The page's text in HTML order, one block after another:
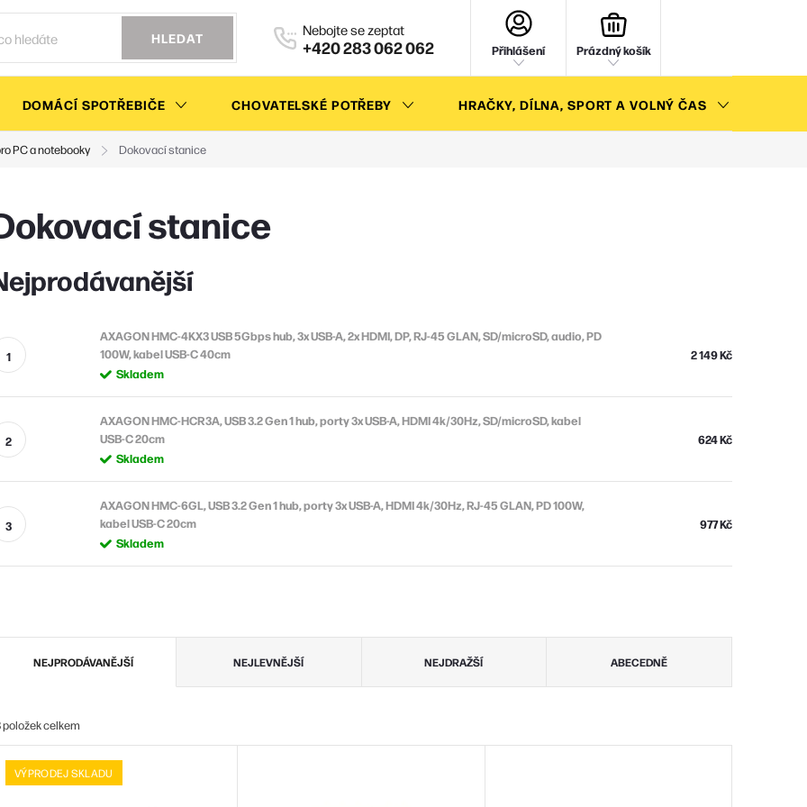
HLEDAT +420 283 062 062 Přihlášení Prázdný košík
DOMÁCÍ SPOTŘEBIČE CHOVATELSKÉ POTŘEBY HRAČKY, DÍLNA, SPORT A VOLNÝ ČAS
PC a notebooky Dokovací stanice
stanice
AXAGON HMC-4KX3 USB 5Gbps hub, 3x USB-A, 2x HDMI, DP, RJ-45 GLAN, SD/microSD, audio, PD
100W, kabel USB-C 40cm
Skladem
2 149 Kč
AXAGON HMC-HCR3A, USB 3.2 Gen 1 hub, porty 3x USB-A, HDMI 4k/30Hz, SD/microSD, kabel
USB-C 20cm
Skladem
624 Kč
AXAGON HMC-6GL, USB 3.2 Gen 1 hub, porty 3x USB-A, HDMI 4k/30Hz, RJ-45 GLAN, PD 100W,
kabel USB-C 20cm
Skladem
977 Kč
NEJPRODÁVANĚJŠÍ NEJLEVNĚJŠÍ NEJDRAŽŠÍ ABECEDNĚ
položek celkem
VÝPRODEJ SKLADU